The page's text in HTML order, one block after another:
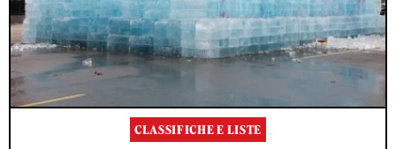
CLASSIFICHE E LISTE